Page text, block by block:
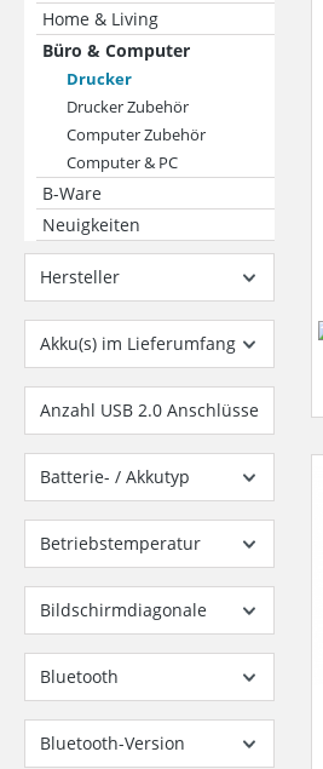
Home & Living
Büro & Computer
Drucker
Drucker Zubehör
Computer Zubehör
Computer & PC
B-Ware
Neuigkeiten
Hersteller
Akku(s) im Lieferumfang
Anzahl USB 2.0 Anschlüsse
Batterie- / Akkutyp
Betriebstemperatur
Bildschirmdiagonale
Bluetooth
Bluetooth-Version